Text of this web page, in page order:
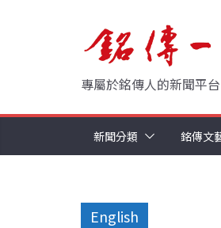
專屬於銘傳人的新聞平台
新聞分類 銘傳文
English